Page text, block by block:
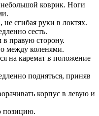
коврик. Ноги
сгибая руки в локтях.
сесть.
в правую сторону.
между коленями.
на каремат в положение
подняться, приняв
корпус в левую и
позицию.